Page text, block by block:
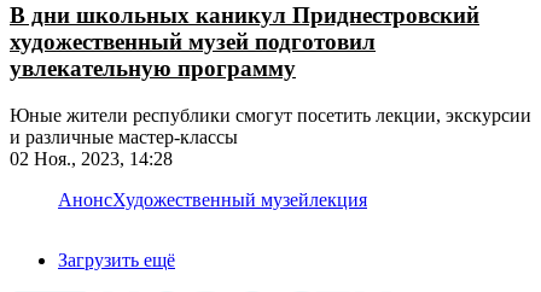
В дни школьных каникул Приднестровский
художественный музей подготовил
увлекательную программу
Юные жители республики смогут посетить лекции, экскурсии
и различные мастер-классы
02 Ноя., 2023, 14:28
АнонсХудожественный музейлекция
Загрузить ещё